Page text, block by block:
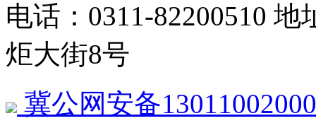
电话：0311-82200510
炬大街8号
冀公网安备